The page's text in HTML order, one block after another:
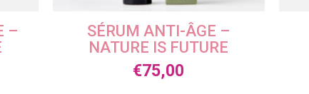
–
SÉRUM ANTI-ÂGE –
NATURE IS FUTURE
€75,00